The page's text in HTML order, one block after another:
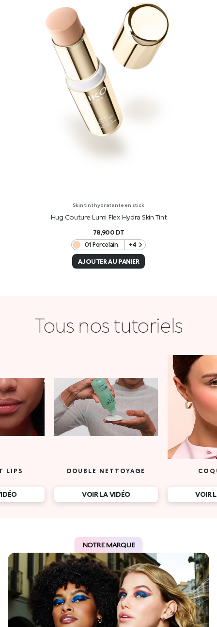
Skin tint hydratante en stick
Hug Couture Lumi Flex Hydra Skin Tint
78,900 DT
01 Porcelain
+4
AJOUTER AU PANIER
Tous nos tutoriels
LIPS DOUBLE NETTOYAGE
VOIR LA VIDÉO VOIR
NOTRE MARQUE